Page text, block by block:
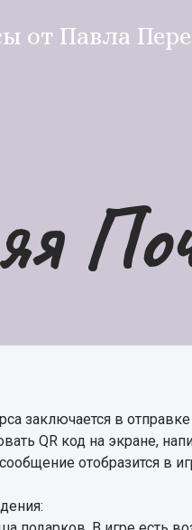
от Павла
заключается в
QR код на экране,
отобразится в